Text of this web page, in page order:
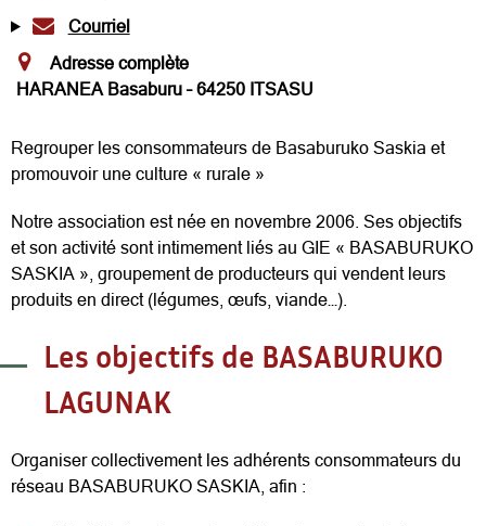
Courriel
Adresse complète
HARANEA Basaburu – 64250 ITSASU
Regrouper les consommateurs de Basaburuko Saskia et
promouvoir une culture « rurale »
Notre association est née en novembre 2006. Ses objectifs
et son activité sont intimement liés au GIE « BASABURUKO
SASKIA », groupement de producteurs qui vendent leurs
produits en direct (légumes, œufs, viande…).
Les objectifs de BASABURUKO
LAGUNAK
Organiser collectivement les adhérents consommateurs du
réseau BASABURUKO SASKIA, afin :